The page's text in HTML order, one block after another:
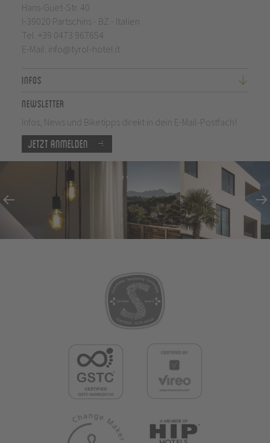
Hans-Guet-Str. 40
I-39020 Partschins - BZ - Italien
Tel. +39 0473 967654
E-Mail: info@tyrol-hotel.it
Infos
Newsletter
Infos, News und Biketipps direkt in dein E-Mail-Postfach!
Jetzt anmelden